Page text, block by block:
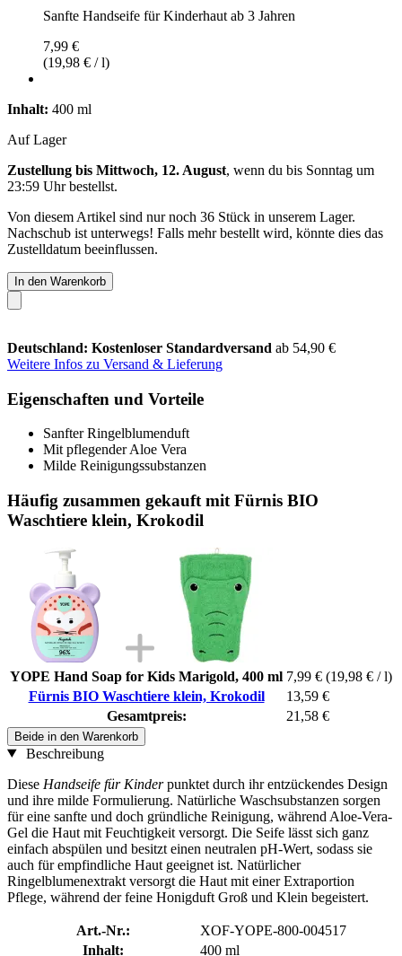
Sanfte Handseife für Kinderhaut ab 3 Jahren
7,99 €
(19,98 € / l)
Inhalt: 400 ml
Auf Lager
Zustellung bis Mittwoch, 12. August, wenn du bis Sonntag um
23:59 Uhrbestellst.
Von diesem Artikel sind nur noch 36 Stück in unserem Lager.
Nachschub ist unterwegs! Falls mehr bestellt wird, könnte dies das
Zustelldatum beeinflussen.
In den Warenkorb
Deutschland: Kostenloser Standardversand ab 54,90 €
Weitere Infos zu Versand & Lieferung
Eigenschaften und Vorteile
Sanfter Ringelblumenduft
Mit pflegender Aloe Vera
Milde Reinigungssubstanzen
Häufig zusammen gekauft mit Fürnis BIO
Waschtiere klein, Krokodil
YOPE Hand Soap for Kids Marigold, 400 ml 7,99 € (19,98 € / l)
Fürnis BIO Waschtiere klein, Krokodil
13,59 €
Gesamtpreis:
21,58 €
Beide in den Warenkorb
Beschreibung
Diese Handseife für Kinderpunktet durch ihr entzückendes Design
und ihre milde Formulierung. Natürliche Waschsubstanzen sorgen
für eine sanfte und doch gründliche Reinigung, während Aloe-Vera-
Gel die Haut mit Feuchtigkeit versorgt. Die Seife lässt sich ganz
einfach abspülen und besitzt einen neutralen pH-Wert, sodass sie
auch für empfindliche Haut geeignet ist. Natürlicher
Ringelblumenextrakt versorgt die Haut mit einer Extraportion
Pflege, während der feine Honigduft Groß und Klein begeistert.
Art.-Nr.:
XOF-YOPE-800-004517
Inhalt:
400 ml